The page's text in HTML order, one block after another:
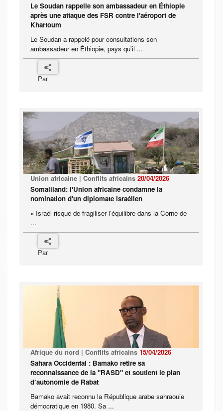
Le Soudan rappelle son ambassadeur en Éthiopie
après une attaque des FSR contre l'aéroport de
Khartoum
Le Soudan a rappelé pour consultations son
ambassadeur en Éthiopie, pays qu'il ...
Par
Union africaine | Conflits africains 20/04/2026
Somaliland: l'Union africaine condamne la
nomination d'un diplomate israélien
« Israël risque de fragiliser l’équilibre dans la Corne de
...
Par
Afrique du nord | Conflits africains 15/04/2026
Sahara Occidental : Bamako retire sa
reconnaissance de la "RASD" et soutient le plan
d’autonomie de Rabat
Bamako avait reconnu la République arabe sahraouie
démocratique en 1980. Sa ...